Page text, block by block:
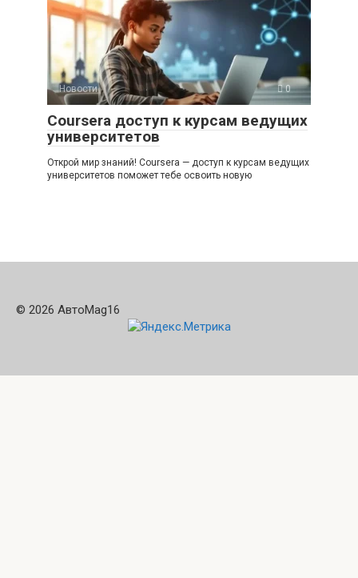
Новости 0
Coursera доступ к курсам ведущих
университетов
Открой мир знаний! Coursera — доступ к курсам ведущих
университетов поможет тебе освоить новую
© 2026 АвтоMag16